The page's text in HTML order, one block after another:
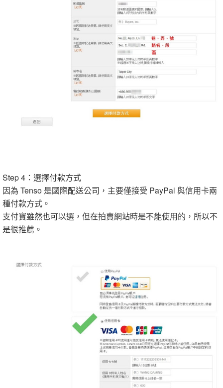
Step 4：選擇付款方式
因為 Tenso 是國際配送公司，主要僅接受 PayPal 與信用卡兩
種付款方式。
支付寶雖然也可以選，但在拍賣網站時是不能使用的，所以不
是很推薦。